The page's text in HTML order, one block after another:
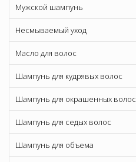
Мужской шампунь
Несмываемый уход
Масло для волос
Шампунь для кудрявых волос
Шампунь для окрашенных волос
Шампунь для седых волос
Шампунь для объема